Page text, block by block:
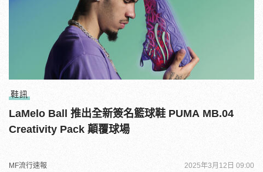
鞋訊
LaMelo Ball 推出全新簽名籃球鞋 PUMA MB.04
Creativity Pack 顛覆球場
MF流行速報 2025年3月12日 09:00